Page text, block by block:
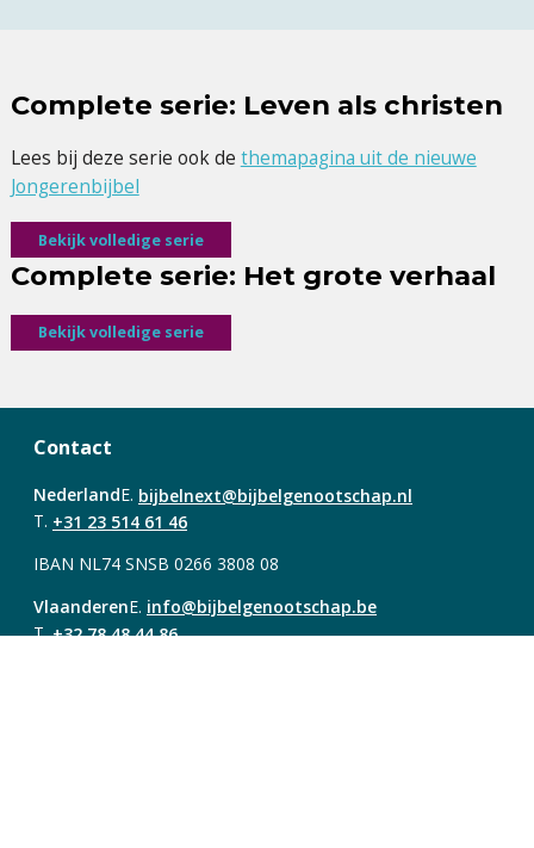
Complete serie: Leven als christen
Lees bij deze serie ook de themapagina uit de nieuwe
Jongerenbijbel
Bekijk volledige serie
Complete serie: Het grote verhaal
Bekijk volledige serie
Contact
NederlandE. bijbelnext@bijbelgenootschap.nl
T. +31 23 514 61 46
IBAN NL74 SNSB 0266 3808 08
VlaanderenE. info@bijbelgenootschap.be
T.+32 78 48 44 86